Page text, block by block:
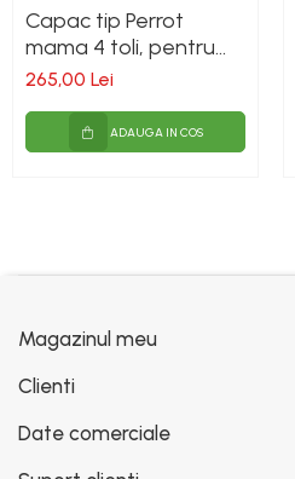
Capac tip Perrot
mama 4 toli, pentru
vidanja
265,00 Lei
ADAUGA IN COS
Magazinul meu
Clienti
Date comerciale